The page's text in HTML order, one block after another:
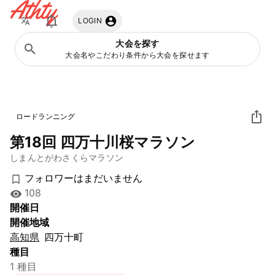
Athty LOGIN
大会を探す
大会名やこだわり条件から大会を探せます
ロードランニング
第18回 四万十川桜マラソン
しまんとがわさくらマラソン
フォロワーはまだいません
108
開催日
開催地域
高知県 四万十町
種目
1 種目